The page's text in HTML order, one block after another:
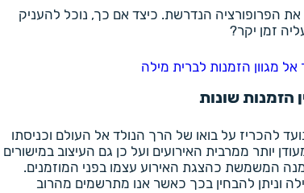
הפרופורציה הנדרשת. כיצד אם כך, נוכל להעניק
זמן יקר?
מגוון הזמנות לברית מילה
הזמנות שונות
להכריז על בואו של הרך הנולד אל העולם וכניסתו
יותר ממרבית האירועים ועל כן גם העיצוב במישורים
המשמשת כהצגת האירוע עצמו בפני המוזמנים.
וניתן להבחין בכך כאשר אנו מתרשמים מהרוב